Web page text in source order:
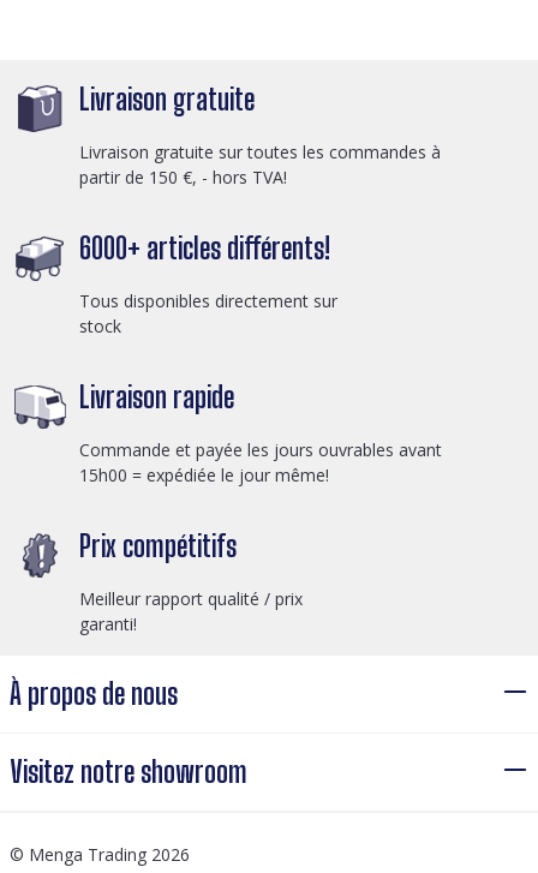
Livraison gratuite
Livraison gratuite sur toutes les commandes à
partir de 150 €, - hors TVA!
6000+ articles différents!
Tous disponibles directement sur
stock
Livraison rapide
Commande et payée les jours ouvrables avant
15h00 = expédiée le jour même!
Prix compétitifs
Meilleur rapport qualité / prix
garanti!
À propos de nous
Visitez notre showroom
© Menga Trading 2026